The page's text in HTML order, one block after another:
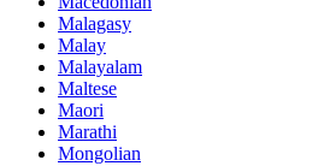
Malagasy
Malay
Malayalam
Maltese
Maori
Marathi
Mongolian